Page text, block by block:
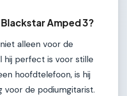
Amped 3?
alleen voor de
hij perfect is voor stille
hoofdtelefoon, is hij
voor de podiumgitarist.